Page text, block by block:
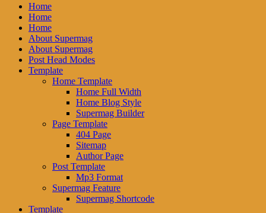
Home
Home
Home
About Supermag
About Supermag
Post Head Modes
Template
Home Template
Home Full Width
Home Blog Style
Supermag Builder
Page Template
404 Page
Sitemap
Author Page
Post Template
Mp3 Format
Supermag Feature
Supermag Shortcode
Template